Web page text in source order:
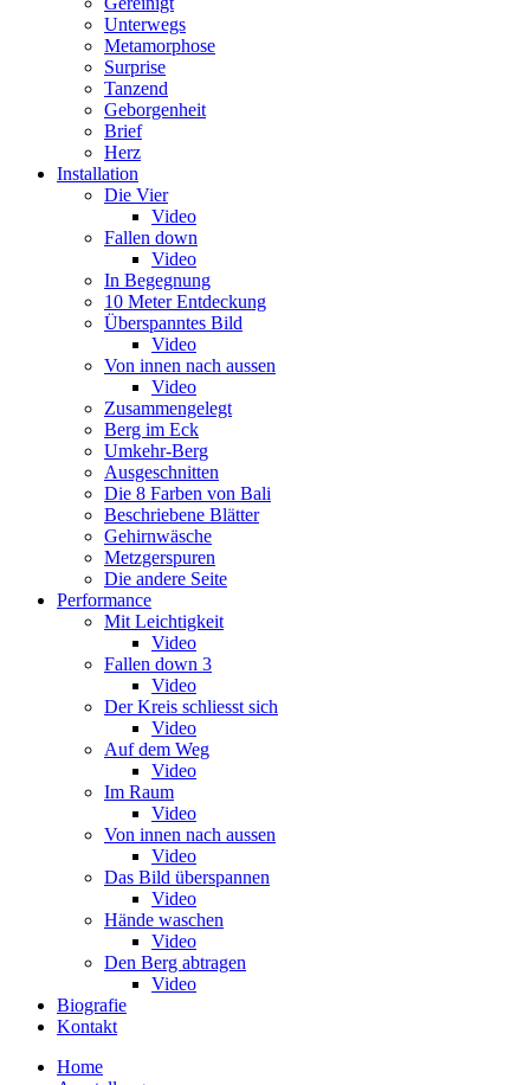
Unterwegs
Metamorphose
Surprise
Tanzend
Geborgenheit
Brief
Herz
Installation
Die Vier
Video
Fallen down
Video
In Begegnung
10 Meter Entdeckung
Überspanntes Bild
Video
Von innen nach aussen
Video
Zusammengelegt
Berg im Eck
Umkehr-Berg
Ausgeschnitten
Die 8 Farben von Bali
Beschriebene Blätter
Gehirnwäsche
Metzgerspuren
Die andere Seite
Performance
Mit Leichtigkeit
Video
Fallen down 3
Video
Der Kreis schliesst sich
Video
Auf dem Weg
Video
Im Raum
Video
Von innen nach aussen
Video
Das Bild überspannen
Video
Hände waschen
Video
Den Berg abtragen
Video
Biografie
Kontakt
Home